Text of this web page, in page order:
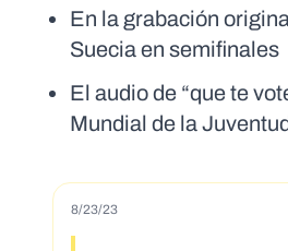
En la grabación
Suecia en semifinales
El audio de “que te
Mundial de la
8/23/23